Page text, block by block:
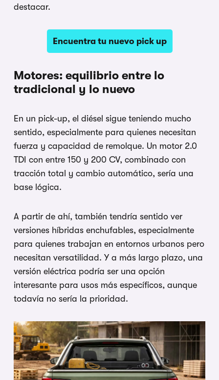
destacar.
Encuentra tu nuevo pick up
Motores: equilibrio entre lo
tradicional y lo nuevo
En un pick-up, el diésel sigue teniendo mucho
sentido, especialmente para quienes necesitan
fuerza y capacidad de remolque. Un motor 2.0
TDI con entre 150 y 200 CV, combinado con
tracción total y cambio automático, sería una
base lógica.
A partir de ahí, también tendría sentido ver
versiones híbridas enchufables, especialmente
para quienes trabajan en entornos urbanos pero
necesitan versatilidad. Y a más largo plazo, una
versión eléctrica podría ser una opción
interesante para usos más específicos, aunque
todavía no sería la prioridad.